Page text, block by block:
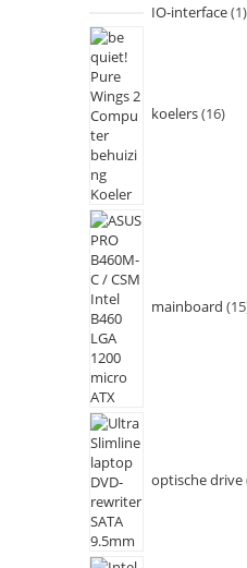
IO-interface 1
koelers 16
mainboard 15
optische drive